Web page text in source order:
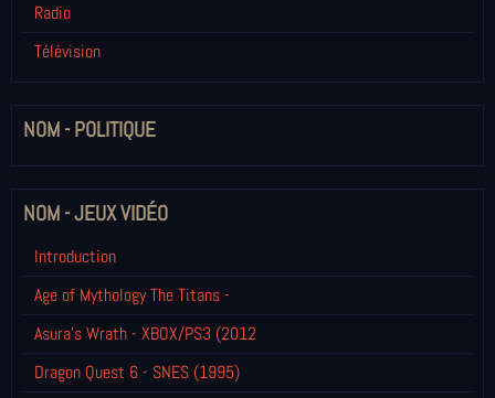
Radio
Télévision
NOM - POLITIQUE
NOM - JEUX VIDÉO
Introduction
Age of Mythology The Titans -
Asura's Wrath - XBOX/PS3 (2012
Dragon Quest 6 - SNES (1995)